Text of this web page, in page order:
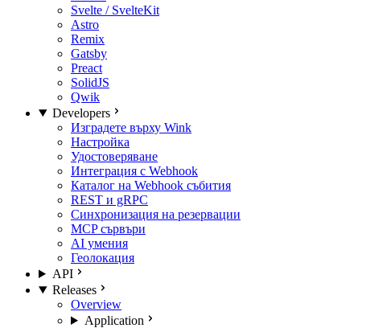
Svelte / SvelteKit
Astro
Remix
Gatsby
Preact
SolidJS
Qwik
Developers
Изградете върху Wink
Настройка
Удостоверяване
Интеграция с Webhook
Каталог на Webhook събития
REST и gRPC
Синхронизация на резервации
MCP сървъри
AI умения
Геолокация
API
Releases
Overview
Application